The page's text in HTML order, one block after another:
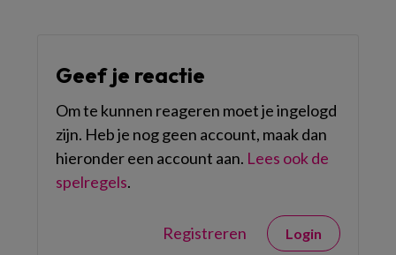
Geef je reactie
Om te kunnen reageren moet je ingelogd
zijn. Heb je nog geen account, maak dan
hieronder een account aan. Lees ook de
spelregels.
Registreren Login